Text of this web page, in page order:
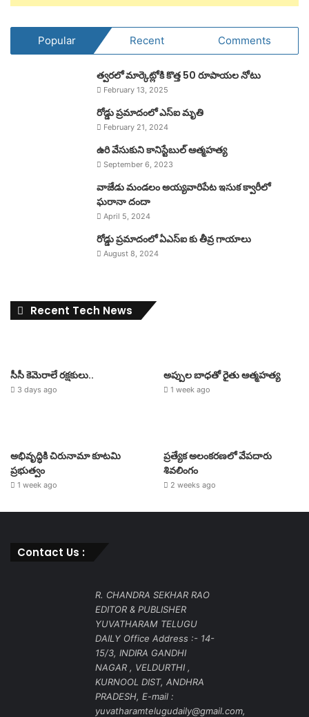
Popular Recent Comments
త్వరలో మార్కెట్లోకి కొత్త 50 రూపాయల నోటు
February 13, 2025
రోడ్డు ప్రమాదంలో ఎస్ఐ మృతి
February 21, 2024
ఉరి వేసుకుని కానిస్టేబుల్ ఆత్మహత్య
September 6, 2023
వాజేడు మండలం అయ్యవారిపేట ఇసుక క్వారీలో
ఘరానా దందా
April 5, 2024
రోడ్డు ప్రమాదంలో ఏఎస్ఐ కు తీవ్ర గాయాలు
August 8, 2024
Recent Tech News
సీసీ కెమెరాలే రక్షకులు..
3 days ago
అప్పుల బాధతో రైతు ఆత్మహత్య
1 week ago
అభివృద్ధికి చిరునామా కూటమి
ప్రభుత్వం
1 week ago
ప్రత్యేక అలంకరణలో వేపదారు
శివలింగం
2 weeks ago
Contact Us :
R. CHANDRA SEKHAR RAO
EDITOR & PUBLISHER
YUVATHARAM TELUGU
DAILY Office Address :- 14-
15/3, INDIRA GANDHI
NAGAR , VELDURTHI ,
KURNOOL DIST, ANDHRA
PRADESH, E-mail :
yuvatharamtelugudaily@gmail.com,